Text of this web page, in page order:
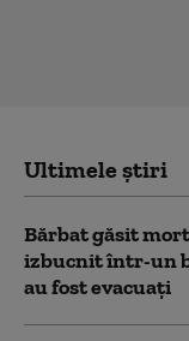
Ultimele știri
Bărbat găsit
izbucnit într-un
au fost evacuați